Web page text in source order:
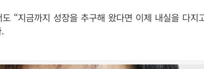
“지금까지 성장을 추구해 왔다면 이제 내실을 다지